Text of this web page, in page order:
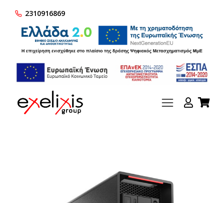
2310916869